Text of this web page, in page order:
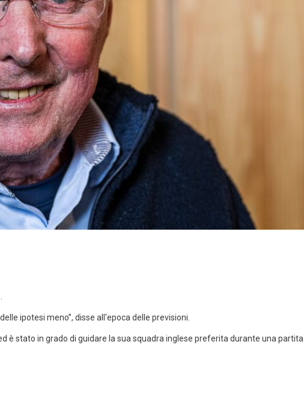
ipotesi meno”, disse all'epoca delle previsioni.
è stato in grado di guidare la sua squadra inglese preferita durante una